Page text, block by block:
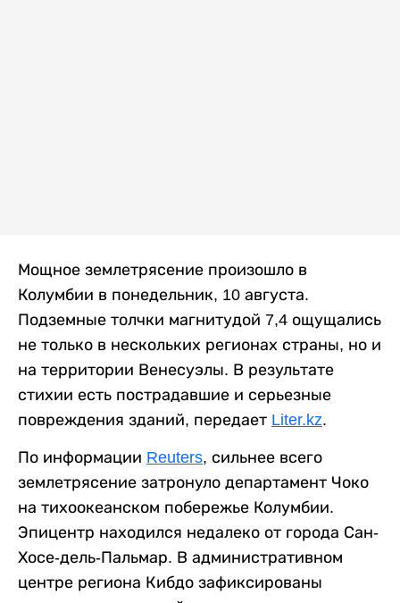
Мощное землетрясение произошло в
Колумбии в понедельник, 10 августа.
Подземные толчки магнитудой 7,4 ощущались
не только в нескольких регионах страны, но и
на территории Венесуэлы. В результате
стихии есть пострадавшие и серьезные
повреждения зданий, передает Liter.kz.
По информации Reuters, сильнее всего
землетрясение затронуло департамент Чоко
на тихоокеанском побережье Колумбии.
Эпицентр находился недалеко от города Сан-
Хосе-дель-Пальмар. В административном
центре региона Кибдо зафиксированы